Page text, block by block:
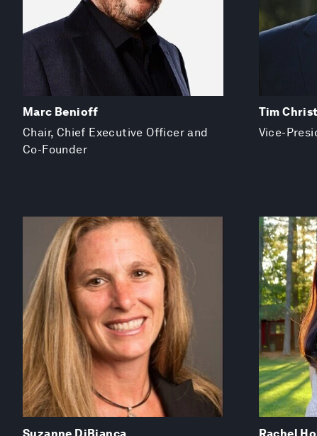
Marc Benioff
Chair, Chief Executive Officer and
Co-Founder
Tim
Vice-